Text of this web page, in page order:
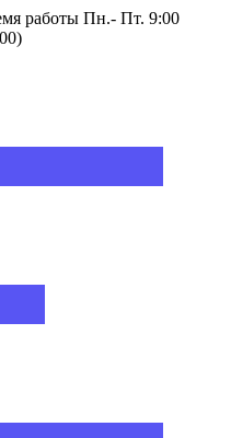
работы Пн.- Пт. 9:00